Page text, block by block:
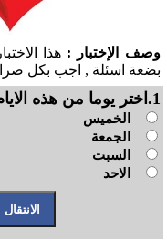
وصف الإختبار :هذا
بضعة اسئلة , اجب بكل
1.اختر يوما من هذه الايام :
الخميس
الجمعة
السبت
الاحد